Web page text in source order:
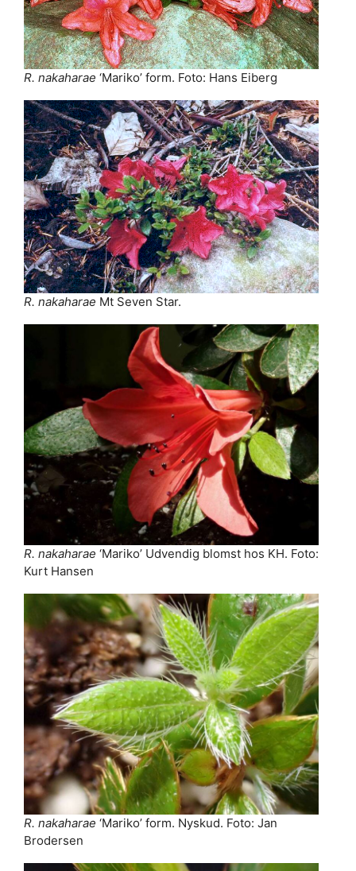
R. nakaharae ‘Mariko’ form. Foto: Hans Eiberg
R. nakaharae Mt Seven Star.
R. nakaharae ‘Mariko’ Udvendig blomst hos KH. Foto:
Kurt Hansen
R. nakaharae ‘Mariko’ form. Nyskud. Foto: Jan
Brodersen